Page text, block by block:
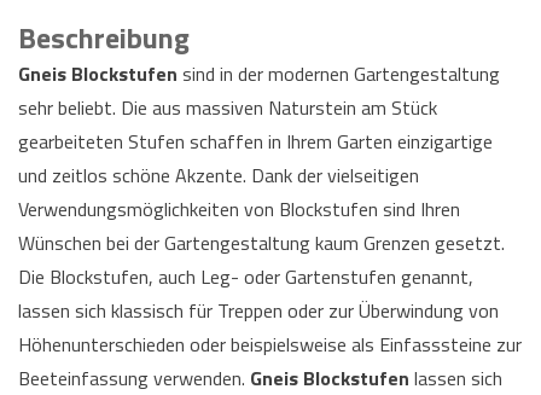
Beschreibung
Gneis Blockstufen sind in der modernen Gartengestaltung
sehr beliebt. Die aus massiven Naturstein am Stück
gearbeiteten Stufen schaffen in Ihrem Garten einzigartige
und zeitlos schöne Akzente. Dank der vielseitigen
Verwendungsmöglichkeiten von Blockstufen sind Ihren
Wünschen bei der Gartengestaltung kaum Grenzen gesetzt.
Die Blockstufen, auch Leg- oder Gartenstufen genannt,
lassen sich klassisch für Treppen oder zur Überwindung von
Höhenunterschieden oder beispielsweise als Einfasssteine zur
Beeteinfassung verwenden. Gneis Blockstufen lassen sich